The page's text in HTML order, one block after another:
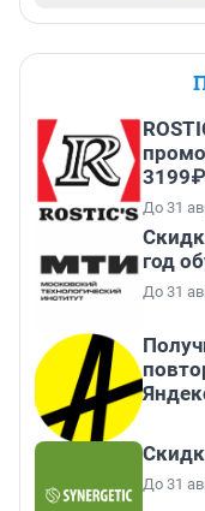
До 31
год
До 31
До 31